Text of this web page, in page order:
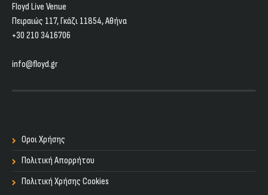
Floyd Live Venue
Πειραιώς 117, Γκάζι 11854, Aθήνα
+30 210 3416706
info@floyd.gr
Οροι Χρήσης
Πολιτική Απορρήτου
Πολιτική Χρήσης Cookies